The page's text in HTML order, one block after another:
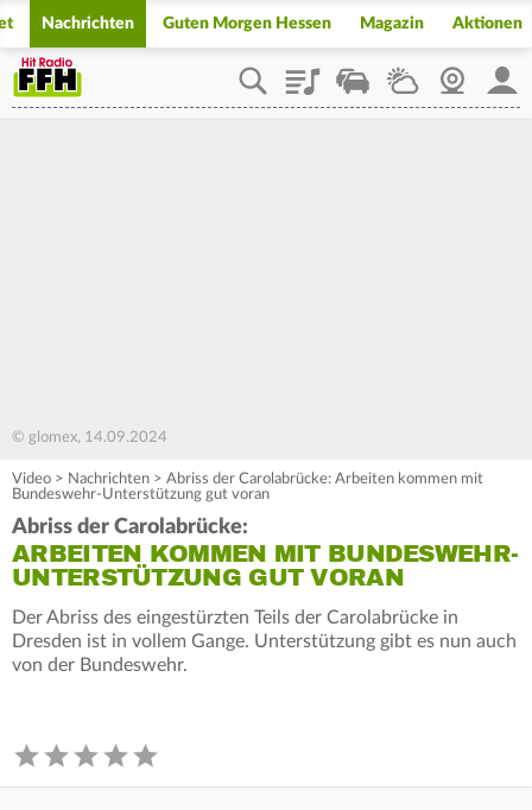
Nachrichten Guten Morgen Hessen Magazin Aktionen
PlaylistStaupilotWetterWebcam
© glomex, 14.09.2024
Video > Nachrichten > Abriss der Carolabrücke: Arbeiten kommen mit
Bundeswehr-Unterstützung gut voran
Abriss der Carolabrücke:
ARBEITEN KOMMEN MIT BUNDESWEHR-
UNTERSTÜTZUNG GUT VORAN
Der Abriss des eingestürzten Teils der Carolabrücke in
Dresden ist in vollem Gange. Unterstützung gibt es nun auch
von der Bundeswehr.